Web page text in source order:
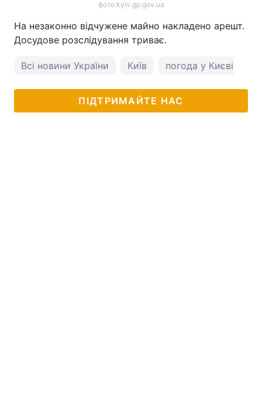
фото kyiv.gp.gov.ua
На незаконно відчужене майно накладено арешт.
Досудове розслідування триває.
Всі новини України Київ погода у Києві
ПІДТРИМАЙТЕ НАС